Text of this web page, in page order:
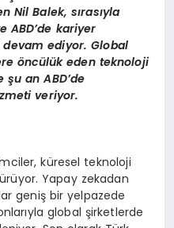
Nil Balek, sırasıyla
ABD’de kariyer
devam ediyor. Global
öncülük eden teknoloji
an ABD’de
veriyor.
küresel teknoloji
Yapay zekadan
geniş bir yelpazede
global şirketlerde